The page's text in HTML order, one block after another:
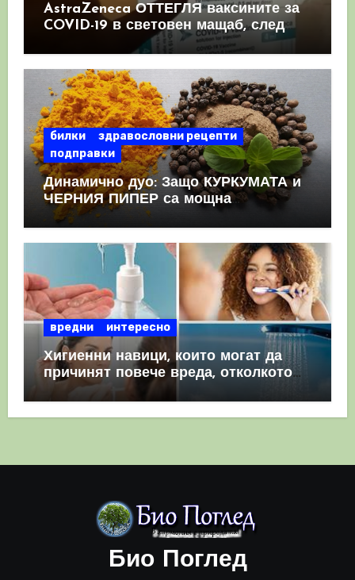
AstraZeneca ОТТЕГЛЯ ваксините за
COVID-19 в световен мащаб, след
като призна, че те причиняват
КРЪВНИ съсиреци
билки
здравословни рецепти
подправки
Динамично дуо: Защо КУРКУМАТА и
ЧЕРНИЯ ПИПЕР са мощна
комбинация
вредни интересно
Хигиенни навици, които могат да
причинят повече вреда, отколкото
полза
Био Поглед